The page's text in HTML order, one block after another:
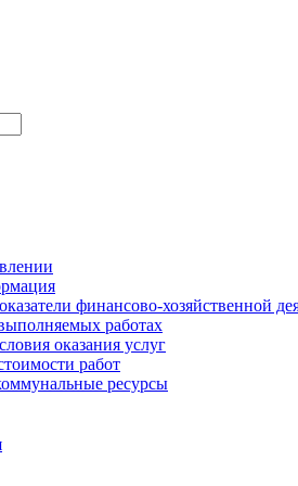
финансово-хозяйственной
работах
оказания услуг
работ
ресурсы